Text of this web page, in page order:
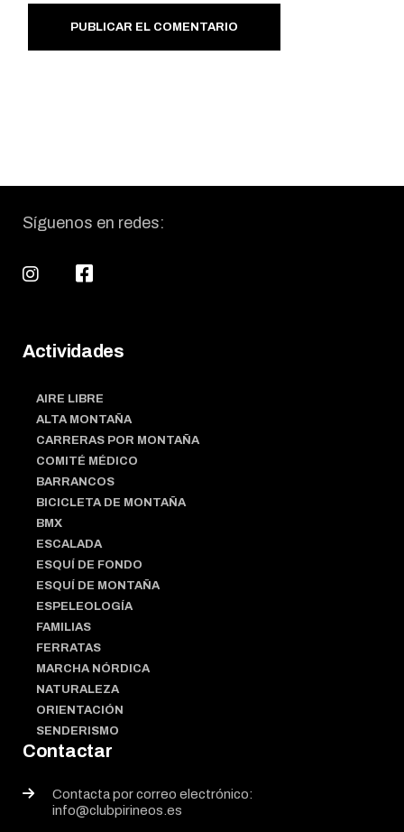
PUBLICAR EL COMENTARIO
Síguenos en redes:
Actividades
AIRE LIBRE
ALTA MONTAÑA
CARRERAS POR MONTAÑA
COMITÉ MÉDICO
BARRANCOS
BICICLETA DE MONTAÑA
BMX
ESCALADA
ESQUÍ DE FONDO
ESQUÍ DE MONTAÑA
ESPELEOLOGÍA
FAMILIAS
FERRATAS
MARCHA NÓRDICA
NATURALEZA
ORIENTACIÓN
SENDERISMO
Contactar
Contacta por correo electrónico:
info@clubpirineos.es